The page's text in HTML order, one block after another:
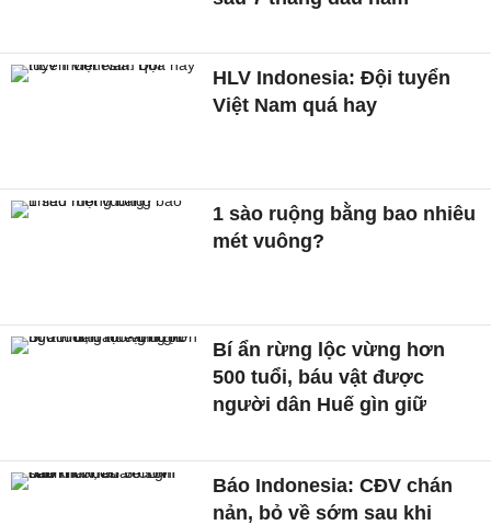
HLV Indonesia: Đội tuyển
Việt Nam quá hay
1 sào ruộng bằng bao nhiêu
mét vuông?
Bí ẩn rừng lộc vừng hơn
500 tuổi, báu vật được
người dân Huế gìn giữ
Báo Indonesia: CĐV chán
nản, bỏ về sớm sau khi